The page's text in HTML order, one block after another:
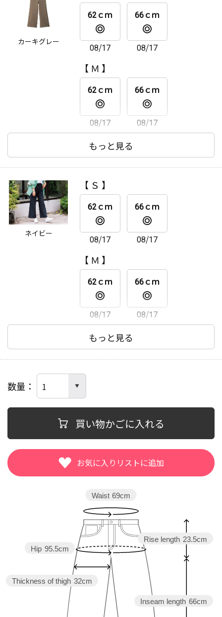
08/17 08/17
【 ＬＬ 】
62ｃｍ
08/17
66ｃｍ
08/17
カーキグレー
62ｃｍ
08/17
66ｃｍ
08/17
【 Ｍ 】
62ｃｍ
08/17
66ｃｍ
08/17
【 Ｌ 】
08/17 08/17
【 ＬＬ 】
62ｃｍ
08/17
66ｃｍ
08/17
もっと見る
ネイビー
【 Ｓ 】
62ｃｍ
08/17
66ｃｍ
08/17
【 Ｍ 】
62ｃｍ
08/17
66ｃｍ
08/17
【 Ｌ 】
【 ＬＬ 】
62ｃｍ
08/17
66ｃｍ
08/17
もっと見る
数量
買い物かごに入れる
Inseam length 66cm
Rise length 23.5cm
Thickness of thigh 32cm
Hip 95.5cm
Waist 69cm